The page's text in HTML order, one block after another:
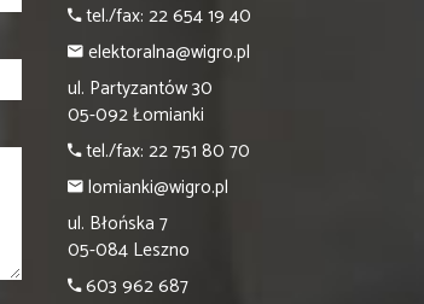
tel./fax: 22 654 19 40
elektoralna@wigro.pl
ul. Partyzantów 30
05-092 Łomianki
tel./fax: 22 751 80 70
lomianki@wigro.pl
ul. Błońska 7
05-084 Leszno
603 962 687